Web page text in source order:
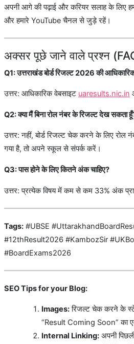
अपनी आगे की पढ़ाई और करियर सलाह के लिए
और हमारे YouTube चैनल से जुड़े रहें।
अक्सर पूछे जाने वाले प्रश्न
Q1: उत्तराखंड बोर्ड रिजल्ट 2026 की
उत्तर: आधिकारिक वेबसाइट uaresults.nic.in
Q2: क्या मैं बिना रोल नंबर के रिजल्ट देख सकता
उत्तर: नहीं, बोर्ड रिजल्ट चेक करने के लिए रोल
गया है, तो अपने स्कूल से संपर्क करें।
Q3: पास होने के लिए कितने अंक चाहिए?
उत्तर: प्रत्येक विषय में कम से कम 33% अंक
Tags:#UBSE
#12thResult2026 #KambozSir
#BoardExams2026
SEO Tips for your Blog:
Images:रिजल्ट चेक करने के
“Result Coming Soon” का
Internal Linking:अपनी